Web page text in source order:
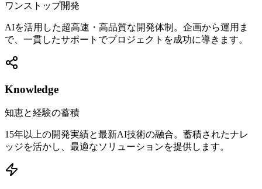
ワンストップ開発
AIを活用した超高速・高品質な開発体制。企画から運用ま
で、一貫したサポートでプロジェクトを成功に導きます。
Knowledge
知恵と経験の蓄積
15年以上の開発実績と最新AI技術の融合。蓄積されたナレ
ッジを活かし、最適なソリューションを提供します。